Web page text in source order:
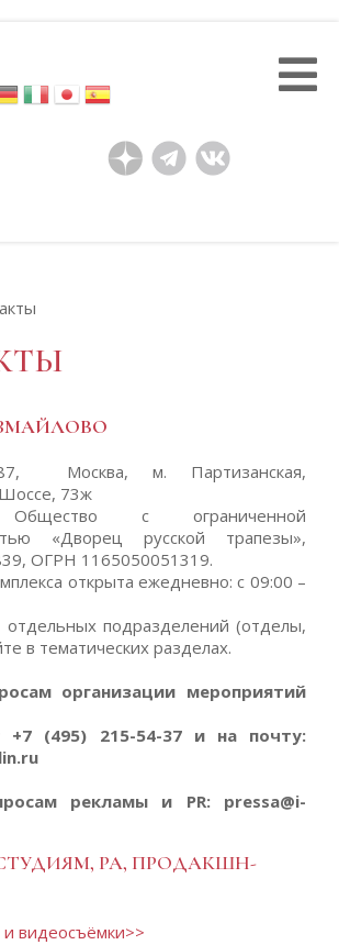
Москва, м. Партизанская,
73ж
Общество с ограниченной
«Дворец русской трапезы»,
ОГРН 1165050051319.
открыта ежедневно: с 09:00 –
подразделений (отделы,
в тематических разделах.
организации мероприятий
+7 (495) 215-54-37и на почту:
рекламы и PR: pressa@i-
РА, ПРОДАКШН-
видеосъёмки>>